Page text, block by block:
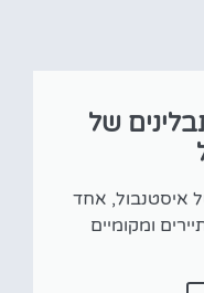
של
איסטנבול, אחד
ומקומיים